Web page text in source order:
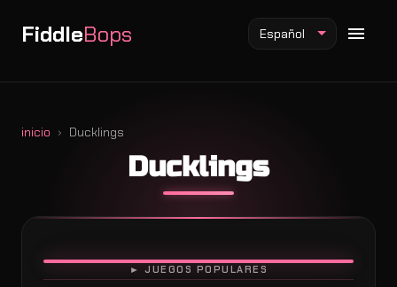
FiddleBops
Mod Fiddlebops
Mod Incredibox
Mod Sprunki
Español
inicio Ducklings
Ducklings
► JUEGOS POPULARES
JUGAR